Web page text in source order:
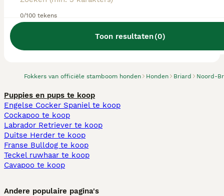
0/100 tekens
Toon resultaten(0)
Fokkers van officiële stamboom honden Honden Briard Noord-
We hebben 0 Briard fokkers, Goirle gevonden.
Probeer op Honden te zoeken
Puppies en pups te koop
Engelse Cocker Spaniel te koop
Cockapoo te koop
Labrador Retriever te koop
Duitse Herder te koop
Franse Bulldog te koop
Teckel ruwhaar te koop
Cavapoo te koop
Andere populaire pagina's